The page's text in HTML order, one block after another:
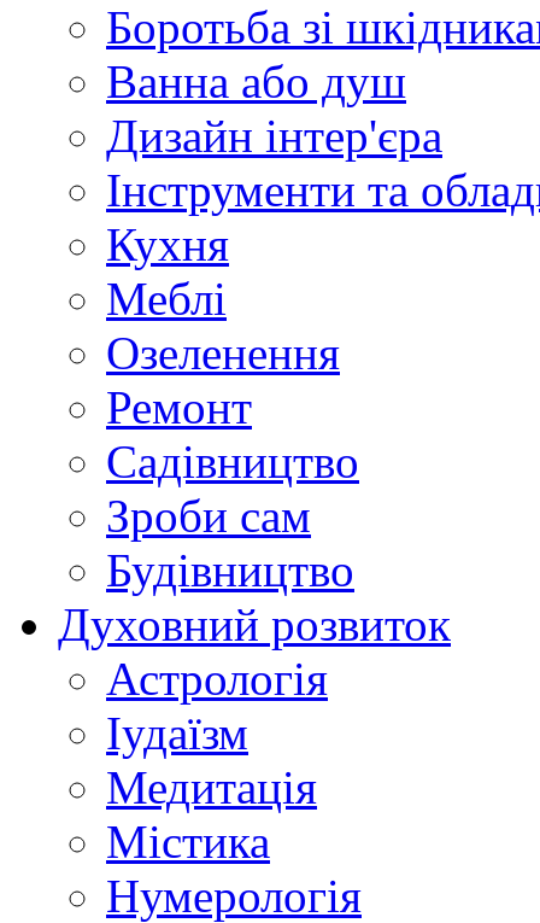
Боротьба зі
Ванна або душ
Дизайн інтер'єра
Інструменти та
Кухня
Меблі
Озеленення
Ремонт
Садівництво
Зроби сам
Будівництво
Духовний розвиток
Астрологія
Іудаїзм
Медитація
Містика
Нумерологія